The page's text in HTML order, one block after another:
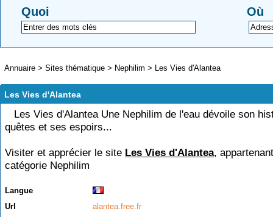
Quoi Où
Annuaire > Sites thématique > Nephilim > Les Vies d'Alantea
Les Vies d'Alantea
Les Vies d'Alantea Une Nephilim de l'eau dévoile son
quêtes et ses espoirs...
Visiter et apprécier le site Les Vies d'Alantea,
catégorie Nephilim
Langue
Url
alantea.free.fr